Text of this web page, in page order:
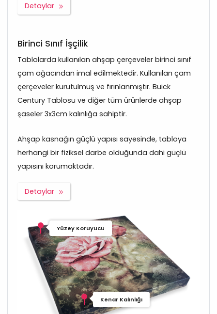
Detaylar
Birinci Sınıf İşçilik
Tablolarda kullanılan ahşap çerçeveler birinci sınıf
çam ağacından imal edilmektedir. Kullanılan çam
çerçeveler kurutulmuş ve fırınlanmıştır. Buick
Century Tablosu ve diğer tüm ürünlerde ahşap
şaseler 3x3cm kalınlığa sahiptir.
Ahşap kasnağın güçlü yapısı sayesinde, tabloya
herhangi bir fiziksel darbe olduğunda dahi güçlü
yapısını korumaktadır.
Detaylar
Yüzey Koruyucu
Kenar Kalınlığı